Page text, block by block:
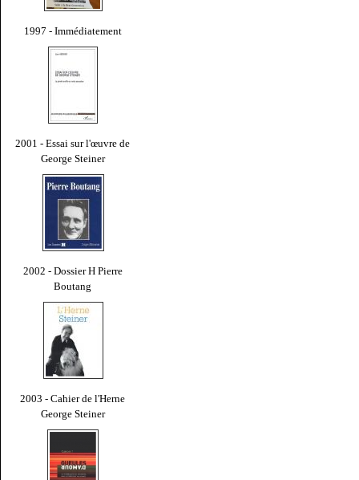
1997 - Immédiatement
2001 - Essai sur l'œuvre de
George Steiner
2002 - Dossier H Pierre
Boutang
2003 - Cahier de l'Herne
George Steiner